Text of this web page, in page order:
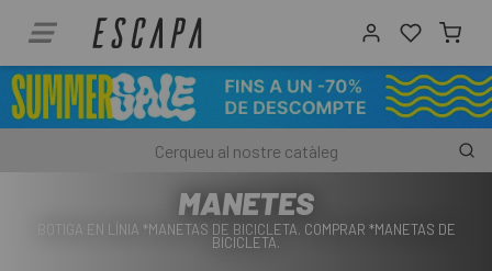
MANETES
BOTIGA EN LÍNIA *MANETAS DE BICICLETA. COMPRAR *MANETAS DE
BICICLETA.